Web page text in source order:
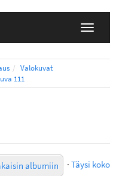
Valokuvat
111
albumiin · Täysi koko